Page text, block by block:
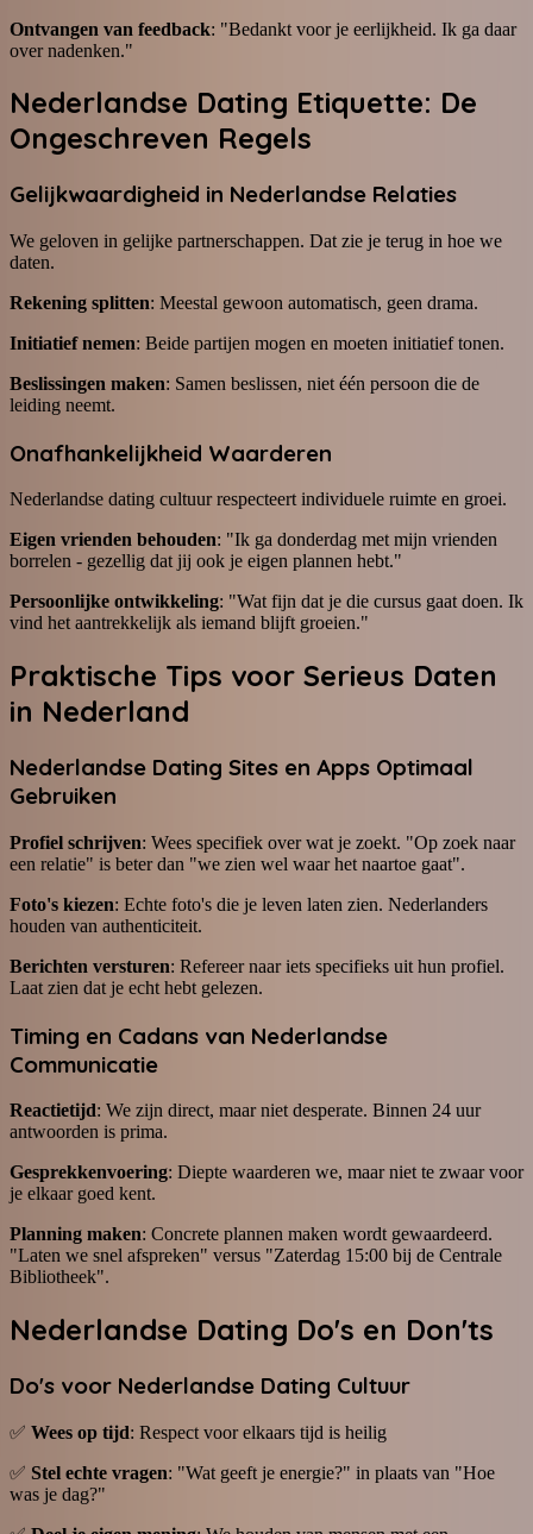
Ontvangen van feedback: "Bedankt voor je eerlijkheid. Ik ga daar
over nadenken."
Nederlandse Dating Etiquette: De
Ongeschreven Regels
Gelijkwaardigheid in Nederlandse Relaties
We geloven in gelijke partnerschappen. Dat zie je terug in hoe we
daten.
Rekening splitten: Meestal gewoon automatisch, geen drama.
Initiatief nemen: Beide partijen mogen en moeten initiatief tonen.
Beslissingen maken: Samen beslissen, niet één persoon die de
leiding neemt.
Onafhankelijkheid Waarderen
Nederlandse dating cultuur respecteert individuele ruimte en groei.
Eigen vrienden behouden: "Ik ga donderdag met mijn vrienden
borrelen - gezellig dat jij ook je eigen plannen hebt."
Persoonlijke ontwikkeling: "Wat fijn dat je die cursus gaat doen. Ik
vind het aantrekkelijk als iemand blijft groeien."
Praktische Tips voor Serieus Daten
in Nederland
Nederlandse Dating Sites en Apps Optimaal
Gebruiken
Profiel schrijven: Wees specifiek over wat je zoekt. "Op zoek naar
een relatie" is beter dan "we zien wel waar het naartoe gaat".
Foto's kiezen: Echte foto's die je leven laten zien. Nederlanders
houden van authenticiteit.
Berichten versturen: Refereer naar iets specifieks uit hun profiel.
Laat zien dat je echt hebt gelezen.
Timing en Cadans van Nederlandse
Communicatie
Reactietijd: We zijn direct, maar niet desperate. Binnen 24 uur
antwoorden is prima.
Gesprekkenvoering: Diepte waarderen we, maar niet te zwaar voor
je elkaar goed kent.
Planning maken: Concrete plannen maken wordt gewaardeerd.
"Laten we snel afspreken" versus "Zaterdag 15:00 bij de Centrale
Bibliotheek".
Nederlandse Dating Do's en Don'ts
Do's voor Nederlandse Dating Cultuur
✅ Wees op tijd: Respect voor elkaars tijd is heilig
✅ Stel echte vragen: "Wat geeft je energie?" in plaats van "Hoe
was je dag?"